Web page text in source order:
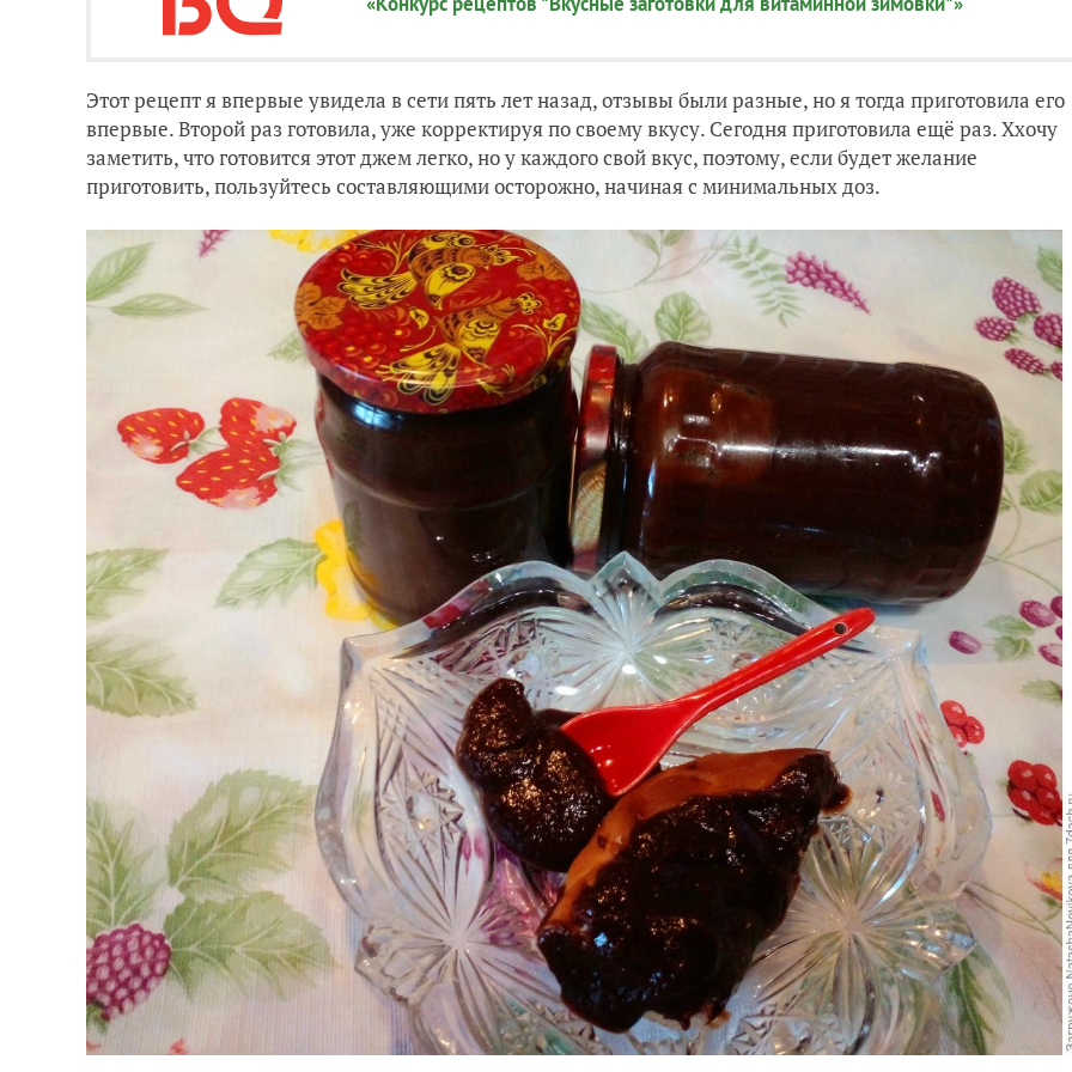
Этот рецепт я впервые увидела в сети пять лет назад, отзывы были разные, но я тогда приготовила его
впервые. Второй раз готовила, уже корректируя по своему вкусу. Сегодня приготовила ещё раз. Ххочу
заметить, что готовится этот джем легко, но у каждого свой вкус, поэтому, если будет желание
приготовить, пользуйтесь составляющими осторожно, начиная с минимальных доз.